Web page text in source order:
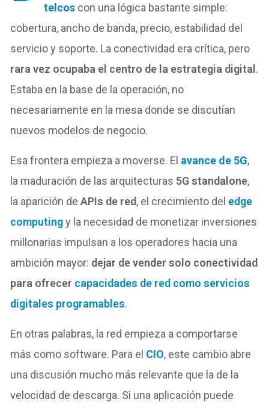
telcos con una lógica bastante simple:
cobertura, ancho de banda, precio, estabilidad del
servicio y soporte. La conectividad era crítica, pero
rara vez ocupaba el centro de la estrategia digital.
Estaba en la base de la operación, no
necesariamente en la mesa donde se discutían
nuevos modelos de negocio.
Esa frontera empieza a moverse. El avance de 5G,
la maduración de las arquitecturas 5Gstandalone,
la aparición deAPIs de red, el crecimiento del edge
computingy la necesidad de monetizar inversiones
millonarias impulsan a los operadores hacia una
ambición mayor: dejar de vender solo conectividad
para ofrecer capacidades de red como servicios
digitales programables.
En otras palabras, la red empieza a comportarse
más como software. Para el CIO, este cambio abre
una discusión mucho más relevante que la de la
velocidad de descarga. Si una aplicación puede